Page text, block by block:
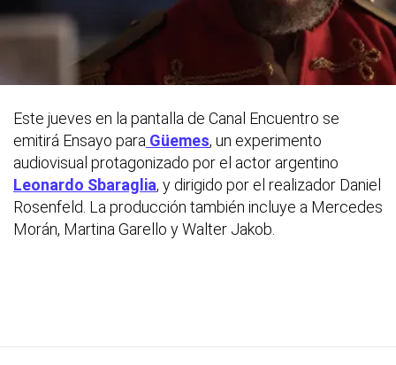
Este jueves en la pantalla de Canal Encuentro se
emitirá Ensayo para Güemes, un experimento
audiovisual protagonizado por el actor argentino
Leonardo Sbaraglia, y dirigido por el realizador Daniel
Rosenfeld. La producción también incluye a Mercedes
Morán, Martina Garello y Walter Jakob.